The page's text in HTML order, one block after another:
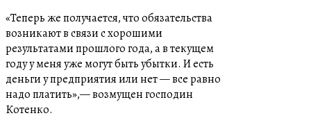
«Теперь же получается, что обязательства
возникают в связи с хорошими
результатами прошлого года, а в текущем
году у меня уже могут быть убытки. И есть
деньги у предприятия или нет — все равно
надо платить»,— возмущен господин
Котенко.